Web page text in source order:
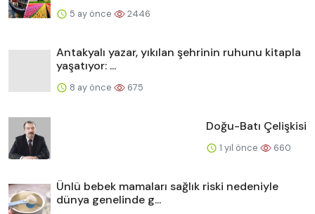
5 ay önce 2446
Antakyalı yazar, yıkılan şehrinin ruhunu kitapla
yaşatıyor: ...
8 ay önce 675
Doğu-Batı Çelişkisi
1 yıl önce 660
Ünlü bebek mamaları sağlık riski nedeniyle
dünya genelinde g...